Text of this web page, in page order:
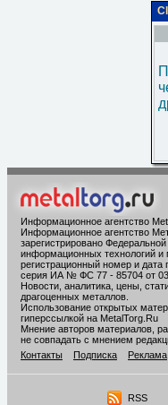
Информационное агентство
Информационное агентство
зарегистрировано
информационных технологий и
регистрационный номер и дата
серия ИА № ФС 77 - 85704 от 03
Новости, аналитика, цены,
драгоценных металлов.
Использование открытых
гиперссылкой на MetalTorg.Ru
Мнение авторов материалов,
не совпадать с мнением
Контакты
Подписка Реклама
RSS